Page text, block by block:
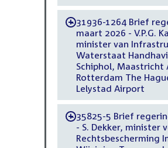
-31936-1264 Brief
maart 2026 - V.P.G.
minister van
Waterstaat
Schiphol, Maastricht
Rotterdam The
Lelystad Airport
-35825-5 Brief
- S. Dekker, minister
Rechtsbescherming